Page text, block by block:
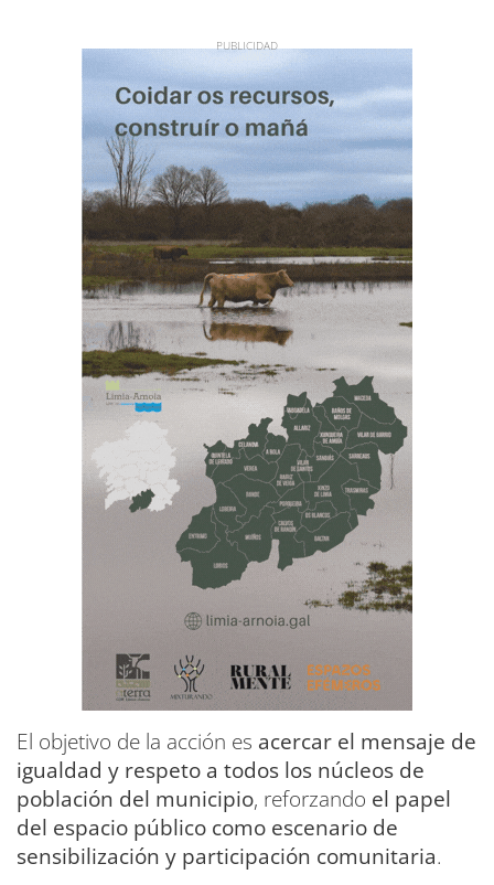
El objetivo de la acción es acercar el mensaje de
igualdad y respeto a todos los núcleos de
población del municipio, reforzando el papel
del espacio público como escenario de
sensibilización y participación comunitaria.